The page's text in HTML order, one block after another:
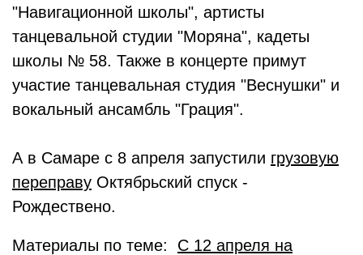
"Навигационной школы", артисты
танцевальной студии "Моряна", кадеты
школы № 58. Также в концерте примут
участие танцевальная студия "Веснушки" и
вокальный ансамбль "Грация".
А в Самаре с 8 апреля запустили грузовую
переправу Октябрьский спуск -
Рождествено.
Материалы по теме: С 12 апреля на